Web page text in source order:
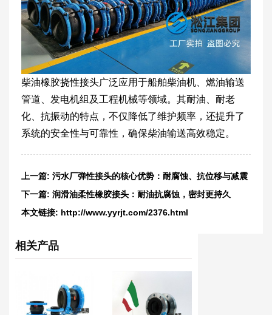
柴油橡胶挠性接头广泛应用于船舶柴油机、燃油输送
管道、发电机组及工程机械等领域。其耐油、耐老
化、抗振动的特点，不仅降低了维护频率，还提升了
系统的安全性与可靠性，确保柴油输送高效稳定。
上一篇: 污水厂弹性接头的核心优势：耐腐蚀、抗位移与减震
降噪
下一篇: 润滑油柔性橡胶接头：耐油抗腐蚀，密封更持久
本文链接: http://www.yyrjt.com/2376.html
相关产品